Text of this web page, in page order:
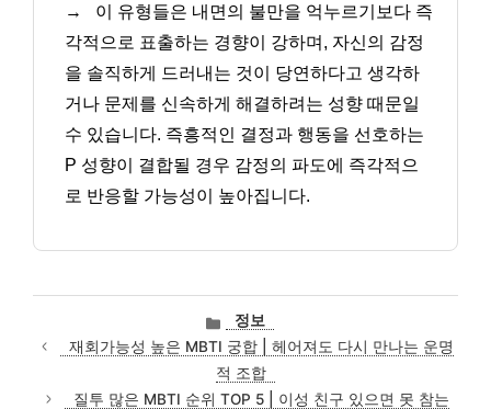
→
이 유형들은 내면의 불만을 억누르기보다 즉
각적으로 표출하는 경향이 강하며, 자신의 감정
을 솔직하게 드러내는 것이 당연하다고 생각하
거나 문제를 신속하게 해결하려는 성향 때문일
수 있습니다. 즉흥적인 결정과 행동을 선호하는
P 성향이 결합될 경우 감정의 파도에 즉각적으
로 반응할 가능성이 높아집니다.
카
테
고
리
정보
재회가능성 높은 MBTI 궁합 | 헤어져도 다시 만나는 운명
적 조합
질투 많은 MBTI 순위 TOP 5 | 이성 친구 있으면 못 참는